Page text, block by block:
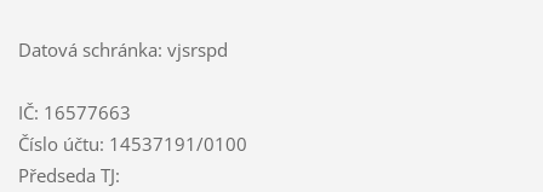
Datová schránka: vjsrspd
IČ: 16577663
Číslo účtu: 14537191/0100
Předseda TJ: